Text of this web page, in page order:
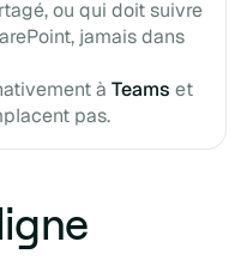
ou qui doit suivre
jamais dans
à Teams et
pas.